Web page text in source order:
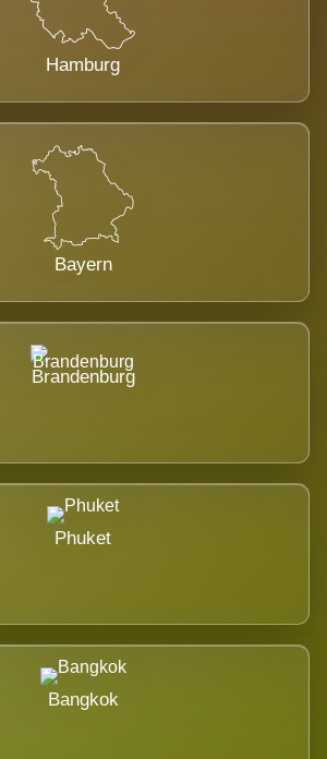
Hamburg
Bayern
Brandenburg
Phuket
Bangkok